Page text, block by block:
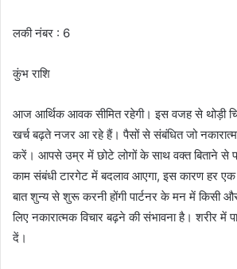
लकी नंबर : 6
कुंभ राशि
आज आर्थिक आवक सीमित रहेगी। इस वजह से थोड़ी
खर्च बढ़ते नजर आ रहे हैं। पैसों से संबंधित जो
करें। आपसे उम्र में छोटे लोगों के साथ वक्त बिताने से
काम संबंधी टारगेट में बदलाव आएगा, इस कारण हर
बात शुन्य से शुरू करनी होंगी पार्टनर के मन में किसी
लिए नकारात्मक विचार बढ़ने की संभावना है। शरीर में
दें।